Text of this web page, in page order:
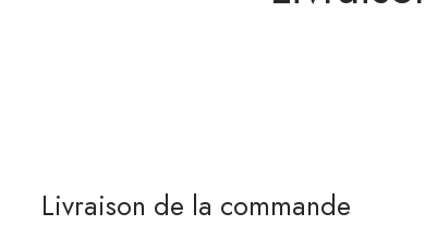
Livraison de la commande